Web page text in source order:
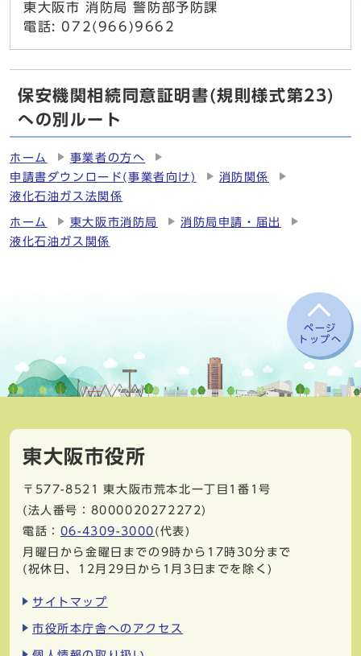
東大阪市 消防局 警防部予防課
電話: 072(966)9662
保安機関相続同意証明書(規則様式第23)
への別ルート
ホーム
事業者の方へ
申請書ダウンロード(事業者向け)
消防関係
液化石油ガス法関係
ホーム 東大阪市消防局
消防局申請・届出
液化石油ガス関係
ページ
トップへ
東大阪市役所
〒577-8521
東大阪市荒本北一丁目1番1号
(法人番号：8000020272272)
電話： 06-4309-3000 (代表)
月曜日から金曜日までの9時から17時30分まで
(祝休日、12月29日から1月3日までを除く)
サイトマップ
市役所本庁舎へのアクセス